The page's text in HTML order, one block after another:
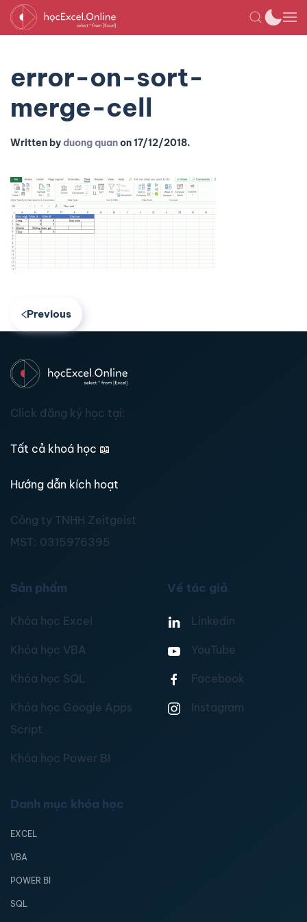
error-on-sort-
merge-cell
Written byduong quanon17/12/2018.
Previous
Click đăng ký học tại:
Tất cả khoá học 📖
Hướng dẫn kích hoạt
Công ty TNHH Zeitgeist
MST: 0315976395
Sản phẩm
Khóa học Excel
Khóa học VBA
Khóa học SQL
Khóa học Google Apps
Script
Khóa học Power BI
Về tác giả
Linkedin
YouTube
Facebook
Instagram
Danh mục khóa học
EXCEL
VBA
POWER BI
SQL